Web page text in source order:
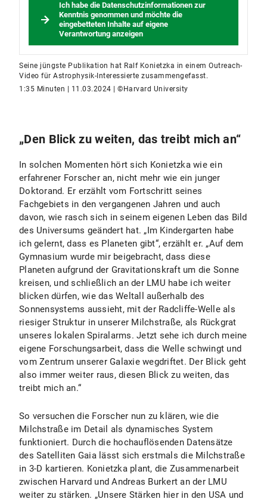
Ich habe die Datenschutzinformationen zur
Kenntnis genommen und möchte die
eingebetteten Inhalte auf eigene
Verantwortung anzeigen
Seine jüngste Publikation hat Ralf Konietzka in einem Outreach-
Video für Astrophysik-Interessierte zusammengefasst.
1:35 Minuten | 11.03.2024 | ©Harvard University
„Den Blick zu weiten, das treibt mich an“
In solchen Momenten hört sich Konietzka wie ein
erfahrener Forscher an, nicht mehr wie ein junger
Doktorand. Er erzählt vom Fortschritt seines
Fachgebiets in den vergangenen Jahren und auch
davon, wie rasch sich in seinem eigenen Leben das Bild
des Universums geändert hat. „Im Kindergarten habe
ich gelernt, dass es Planeten gibt“, erzählt er. „Auf dem
Gymnasium wurde mir beigebracht, dass diese
Planeten aufgrund der Gravitationskraft um die Sonne
kreisen, und schließlich an der LMU habe ich weiter
blicken dürfen, wie das Weltall außerhalb des
Sonnensystems aussieht, mit der Radcliffe-Welle als
riesiger Struktur in unserer Milchstraße, als Rückgrat
unseres lokalen Spiralarms. Jetzt sehe ich durch meine
eigene Forschungsarbeit, dass die Welle schwingt und
vom Zentrum unserer Galaxie wegdriftet. Der Blick geht
also immer weiter raus, diesen Blick zu weiten, das
treibt mich an.“
So versuchen die Forscher nun zu klären, wie die
Milchstraße im Detail als dynamisches System
funktioniert. Durch die hochauflösenden Datensätze
des Satelliten Gaia lässt sich erstmals die Milchstraße
in 3-D kartieren. Konietzka plant, die Zusammenarbeit
zwischen Harvard und Andreas Burkert an der LMU
weiter zu stärken. „Unsere Stärken hier in den USA und